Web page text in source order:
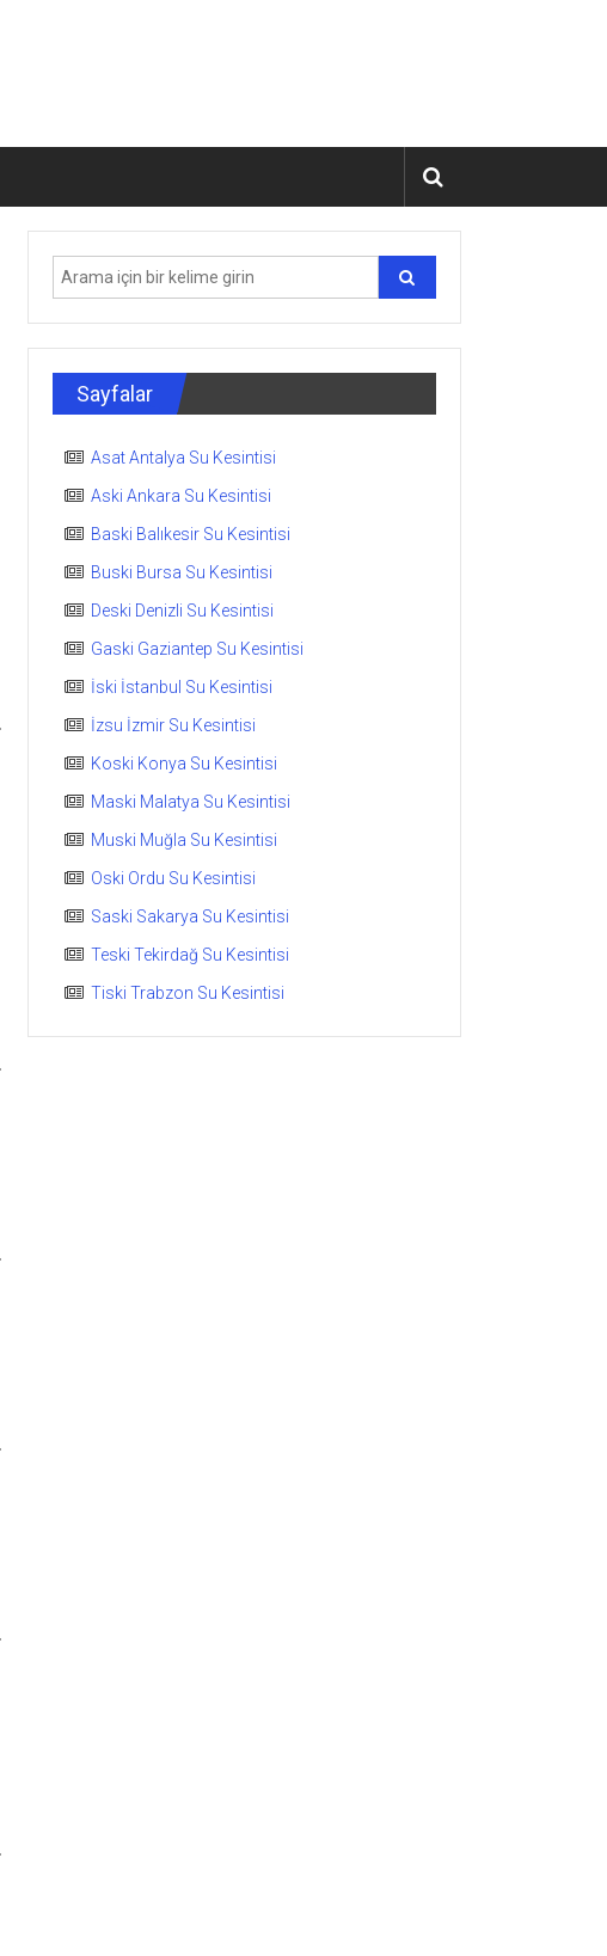
Sayfalar
Asat Antalya Su Kesintisi
Aski Ankara Su Kesintisi
Baski Balıkesir Su Kesintisi
Buski Bursa Su Kesintisi
Deski Denizli Su Kesintisi
Gaski Gaziantep Su Kesintisi
İski İstanbul Su Kesintisi
İzsu İzmir Su Kesintisi
Koski Konya Su Kesintisi
Maski Malatya Su Kesintisi
Muski Muğla Su Kesintisi
Oski Ordu Su Kesintisi
Saski Sakarya Su Kesintisi
Teski Tekirdağ Su Kesintisi
Tiski Trabzon Su Kesintisi